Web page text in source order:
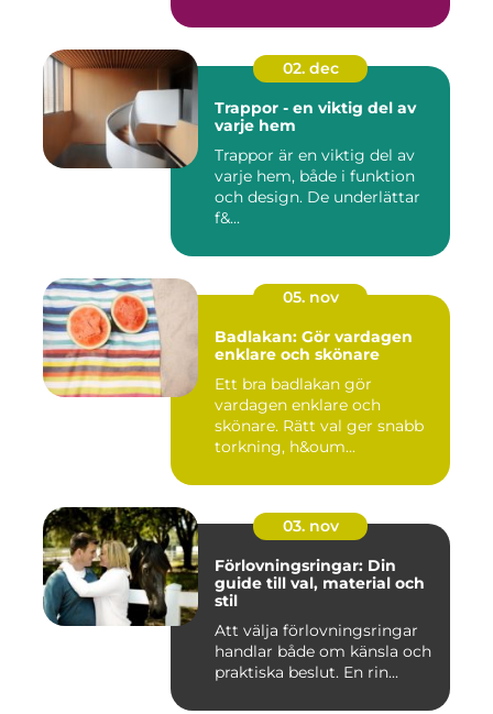
02. dec
Trappor - en viktig del av
varje hem
Trappor är en viktig del av
varje hem, både i funktion
och design. De underlättar
f&...
05. nov
Badlakan: Gör vardagen
enklare och skönare
Ett bra badlakan gör
vardagen enklare och
skönare. Rätt val ger snabb
torkning, h&oum...
03. nov
Förlovningsringar: Din
guide till val, material och
stil
Att välja förlovningsringar
handlar både om känsla och
praktiska beslut. En rin...